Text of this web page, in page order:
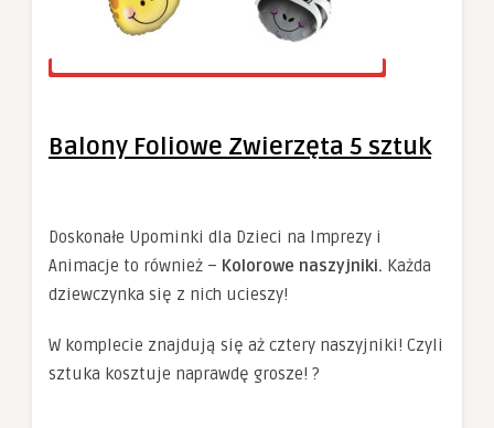
Balony Foliowe Zwierzęta 5 sztuk
Doskonałe Upominki dla Dzieci na Imprezy i
Animacje to również – Kolorowe naszyjniki. Każda
dziewczynka się z nich ucieszy!
W komplecie znajdują się aż cztery naszyjniki! Czyli
sztuka kosztuje naprawdę grosze! ?